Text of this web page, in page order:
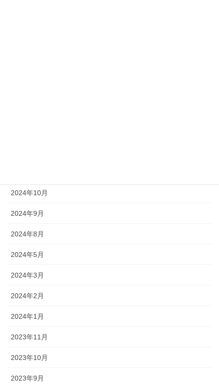
2024年10月
2024年9月
2024年8月
2024年5月
2024年3月
2024年2月
2024年1月
2023年11月
2023年10月
2023年9月